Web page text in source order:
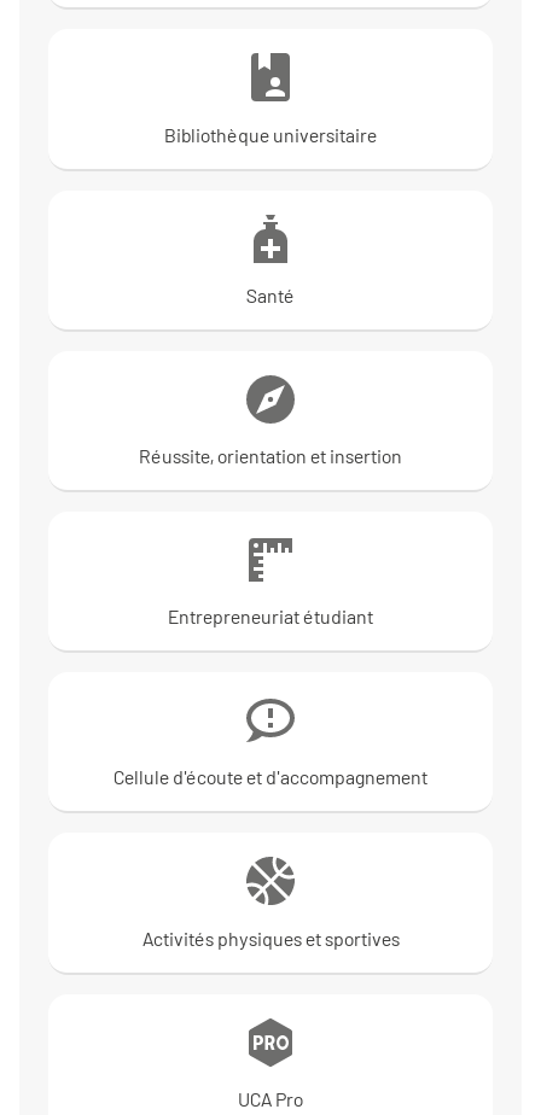
Bibliothèque universitaire
Santé
Réussite, orientation et insertion
Entrepreneuriat étudiant
Cellule d'écoute et d'accompagnement
Activités physiques et sportives
UCA Pro